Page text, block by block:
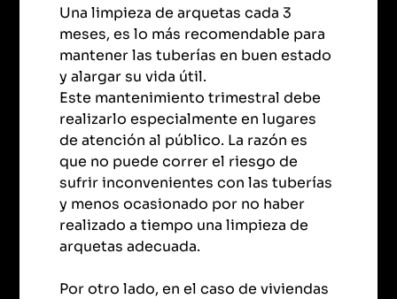
Una limpieza de arquetas cada 3
meses, es lo más recomendable para
mantener las tuberías en buen estado
y alargar su vida útil.
Este mantenimiento trimestral debe
realizarlo especialmente en lugares
de atención al público. La razón es
que no puede correr el riesgo de
sufrir inconvenientes con las tuberías
y menos ocasionado por no haber
realizado a tiempo una limpieza de
arquetas adecuada.
Por otro lado, en el caso de viviendas